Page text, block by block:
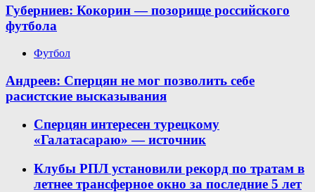
Губерниев: Кокорин — позорище российского
футбола
Футбол
Андреев: Сперцян не мог позволить себе
расистские высказывания
Сперцян интересен турецкому
«Галатасараю» — источник
Клубы РПЛ установили рекорд по тратам в
летнее трансферное окно за последние 5 лет